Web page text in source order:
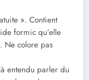
». Contient
formic qu’elle
Ne colore pas
entendu parler du